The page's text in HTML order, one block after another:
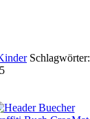
Schlagwörter: